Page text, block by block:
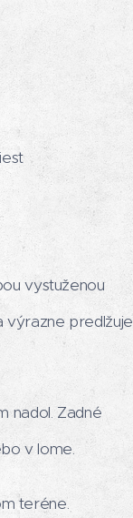
vystuženou
výrazne predlžuje
nadol. Zadné
v lome.
teréne.